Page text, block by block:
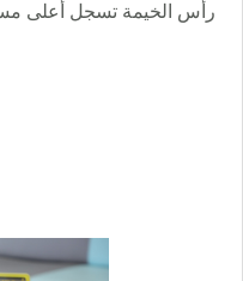
رأس الخيمة تسجل أعلى